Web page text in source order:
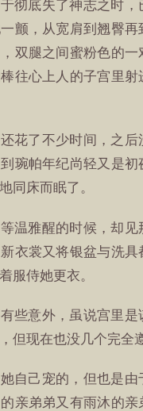
彻底失了神志之时，
颤，从宽肩到翘臀再
双腿之间蜜粉色的一
往心上人的子宫里射
花了不少时间，之后
琬帕年纪尚轻又是初
同床而眠了。
温雅醒的时候，却见
衣裳又将银盆与洗具
服侍她更衣。
些意外，虽说宫里是
但现在也没几个完全
自己宠的，但也是由
亲弟弟又有雨沐的亲